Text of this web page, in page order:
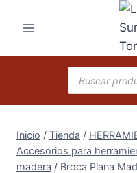
Búsqueda
de
productos
Inicio / Tienda /
Accesorios para
madera / Broca Plana